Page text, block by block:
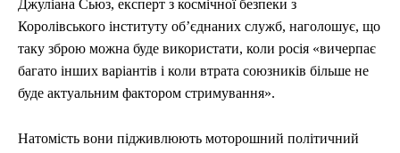
Джуліана Сьюз, експерт з космічної безпеки з
Королівського інституту об’єднаних служб, наголошує, що
таку зброю можна буде використати, коли росія «вичерпає
багато інших варіантів і коли втрата союзників більше не
буде актуальним фактором стримування».
Натомість вони підживлюють моторошний політичний